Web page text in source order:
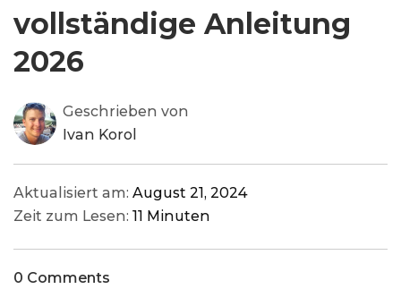
vollständige Anleitung
2026
Geschrieben von
Ivan Korol
Aktualisiert am: August 21, 2024
Zeit zum Lesen: 11 Minuten
0 Comments